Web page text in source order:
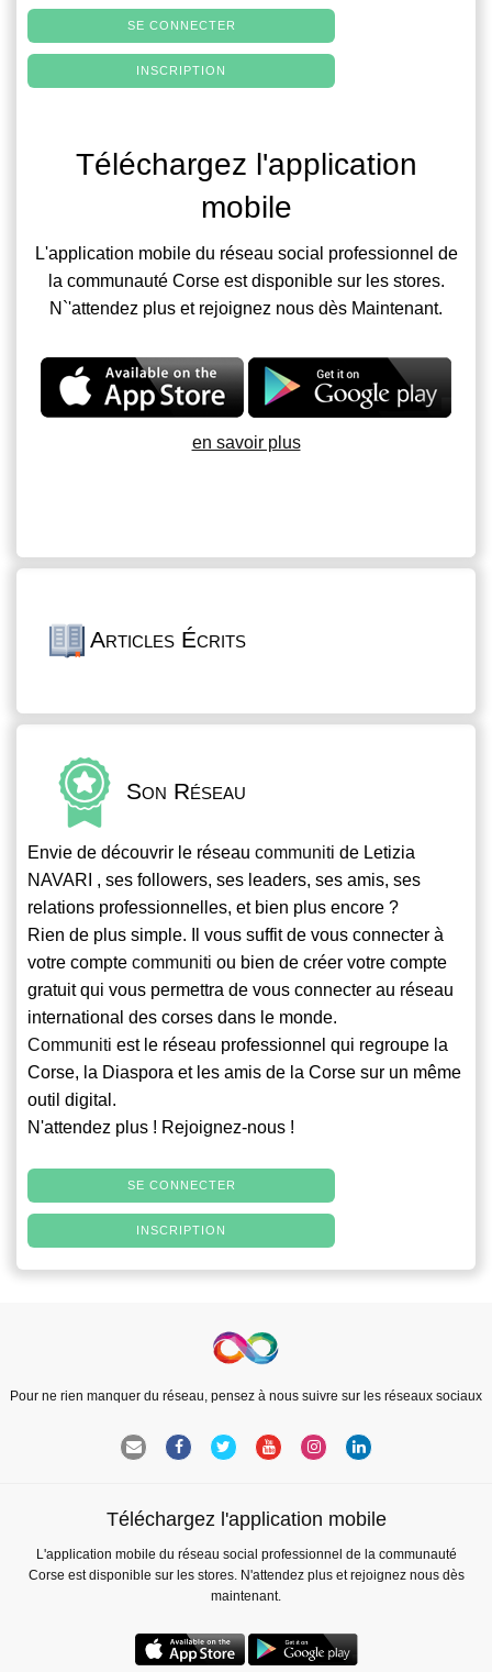
SE CONNECTER
INSCRIPTION
Téléchargez l'application
mobile
L'application mobile du réseau social professionnel de
la communauté Corse est disponible sur les stores.
N`'attendez plus et rejoignez nous dès Maintenant.
en savoir plus
Articles Écrits
Son Réseau
Envie de découvrir le réseau communiti de Letizia
NAVARI , ses followers, ses leaders, ses amis, ses
relations professionnelles, et bien plus encore ?
Rien de plus simple. Il vous suffit de vous connecter à
votre compte communiti ou bien de créer votre compte
gratuit qui vous permettra de vous connecter au réseau
international des corses dans le monde.
Communiti est le réseau professionnel qui regroupe la
Corse, la Diaspora et les amis de la Corse sur un même
outil digital.
N'attendez plus ! Rejoignez-nous !
SE CONNECTER
INSCRIPTION
Pour ne rien manquer du réseau, pensez à nous suivre sur les réseaux sociaux
Téléchargez l'application mobile
L'application mobile du réseau social professionnel de la communauté
Corse est disponible sur les stores. N'attendez plus et rejoignez nous dès
maintenant.